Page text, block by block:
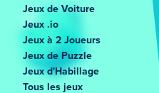
Jeux de Voiture
Jeux .io
Jeux à 2 Joueurs
Jeux de Puzzle
Jeux d'Habillage
Tous les jeux